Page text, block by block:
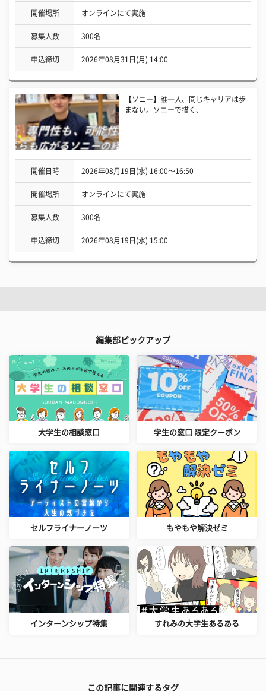
開催場所 オンラインにて実施
募集人数 300名
申込締切 2026年08月31日(月) 14:00
【ソニー】誰一人、同じキャリアは歩
まない。ソニーで描く、
開催日時 2026年08月19日(水) 16:00〜16:50
開催場所 オンラインにて実施
募集人数 300名
申込締切 2026年08月19日(水) 15:00
編集部ピックアップ
大学生の相談窓口 学生の窓口 限定クーポン
セルフライナーノーツ もやもや解決ゼミ
インターンシップ特集 すれみの大学生あるある
この記事に関連するタグ